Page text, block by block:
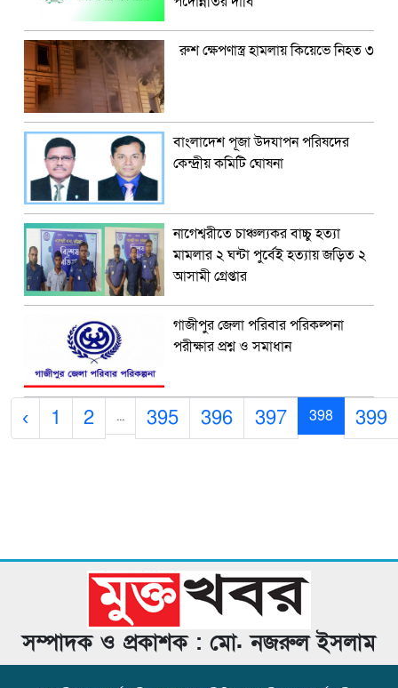
রুশ ক্ষেপণাস্ত্র হামলায় কিয়েভে নিহত ৩
বাংলাদেশ পূজা উদযাপন পরিষদের
কেন্দ্রীয় কমিটি ঘোষনা
নাগেশ্বরীতে চাঞ্চল্যকর বাচ্চু হত্যা
মামলার ২ ঘন্টা পুর্বেই হত্যায় জড়িত ২
আসামী গ্রেপ্তার
গাজীপুর জেলা পরিবার পরিকল্পনা
পরীক্ষার প্রশ্ন ও সমাধান
‹ 1 2 ... 395 396 397 398 399
সম্পাদক ও প্রকাশক : মো. নজরুল ইসলাম